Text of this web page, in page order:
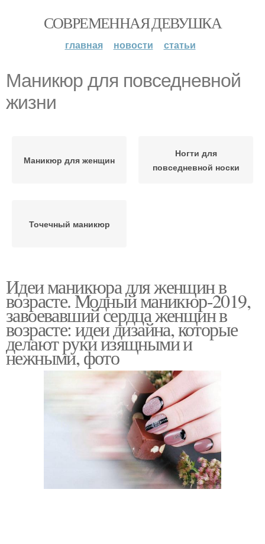
СОВРЕМЕННАЯ ДЕВУШКА
главная новости статьи
Маникюр для повседневной
жизни
Маникюр для женщин
Ногти для
повседневной носки
Точечный маникюр
Идеи маникюра для женщин в
возрасте. Модный маникюр-2019,
завоевавший сердца женщин в
возрасте: идеи дизайна, которые
делают руки изящными и
нежными, фото